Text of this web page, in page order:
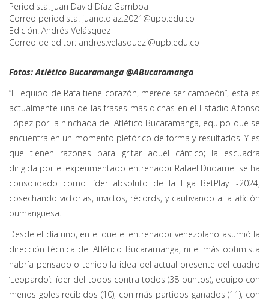
Periodista: Juan David Díaz Gamboa
Correo periodista: juand.diaz.2021@upb.edu.co
Edición: Andrés Velásquez
Correo de editor: andres.velasquezi@upb.edu.co
Fotos: Atlético Bucaramanga @ABucaramanga
“El equipo de Rafa tiene corazón, merece ser campeón”, esta es
actualmente una de las frases más dichas en el Estadio Alfonso
López por la hinchada del Atlético Bucaramanga, equipo que se
encuentra en un momento pletórico de forma y resultados. Y es
que tienen razones para gritar aquel cántico; la escuadra
dirigida por el experimentado entrenador Rafael Dudamel se ha
consolidado como líder absoluto de la Liga BetPlay I-2024,
cosechando victorias, invictos, récords, y cautivando a la afición
bumanguesa.
Desde el día uno, en el que el entrenador venezolano asumió la
dirección técnica del Atlético Bucaramanga, ni el más optimista
habría pensado o tenido la idea del actual presente del cuadro
‘Leopardo’: líder del todos contra todos (38 puntos), equipo con
menos goles recibidos (10), con más partidos ganados (11), con